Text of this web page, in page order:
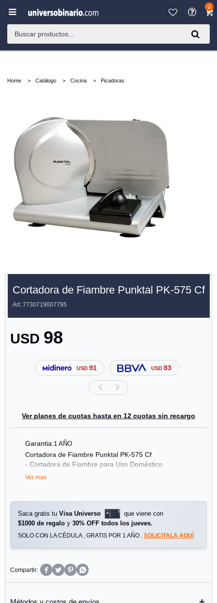
0

Home Catálogo Cocina Picadoras
Cortadora de Fiambre Punktal PK-575 Cf
7730719007795
USD 98
USD 91 USD 83
Ver planes de cuotas hasta en 12 cuotas sin recargo
Garantia:1 AÑO
Cortadora de Fiambre Punktal PK-575 Cf
- Cortadora de Fiambre para Uso Doméstico.
- Cuchilla de Acero Inoxidable de 19 Cm. de Diámetro.
- Selección de Trabajo Continuo o Intermitente.
- Patas Antideslizantes.
- Totalmente Desmontable.
- Muy Fácil de Armar, Operar y Limpiar.
Ver mas
Saca gratis tu Visa Universo
que viene con
$1000 de regalo y 30% OFF todos los jueves.
SOLO CON LA CÉDULA , GRATIS POR 1 AÑO . SOLICITALA AQUÍ
   